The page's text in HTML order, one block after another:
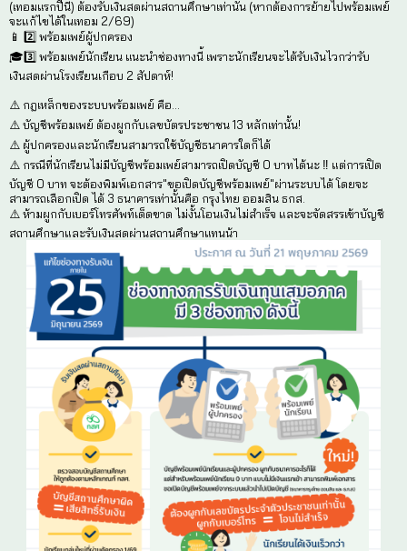
📅 ปักหมุดวันสำคัญ! แก้ไขช่องทางรับเงินเทอม 1/
2569 นี้เท่านั้น ⏰
ช่องทางการรับเงินทุนเสมอภาค มี 3 ช่องทาง หลัก ๆ ดั
🏦 1️⃣ รับเงินสดผ่านสถานศึกษา สำหรับนักเรียนกลุ่ม